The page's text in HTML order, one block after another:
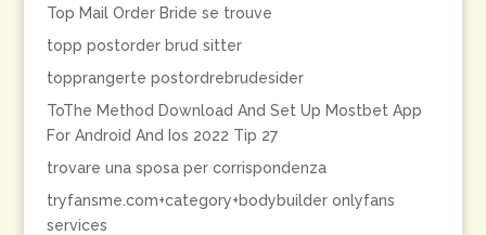
Top Mail Order Bride se trouve
topp postorder brud sitter
topprangerte postordrebrudesider
ToThe Method Download And Set Up Mostbet App
For Android And Ios 2022 Tip 27
trovare una sposa per corrispondenza
tryfansme.com+category+bodybuilder onlyfans
services